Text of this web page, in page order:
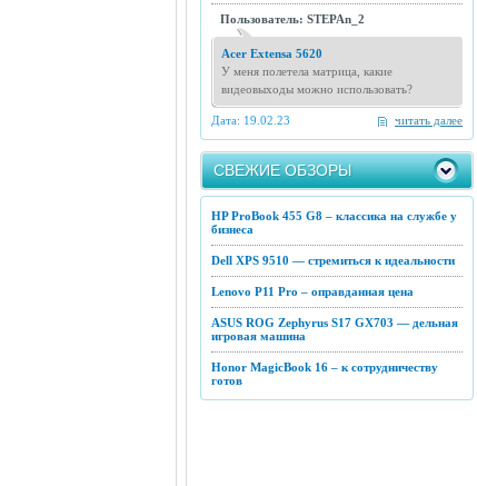
Пользователь: STEPAn_2
Acer Extensa 5620
У меня полетела матрица, какие
видеовыходы можно использовать?
читать далее
Дата: 19.02.23
СВЕЖИЕ ОБЗОРЫ
HP ProBook 455 G8 – классика на службе у
бизнеса
Dell XPS 9510 — стремиться к идеальности
Lenovo P11 Pro – оправданная цена
ASUS ROG Zephyrus S17 GX703 — дельная
игровая машина
Honor MagicBook 16 – к сотрудничеству
готов